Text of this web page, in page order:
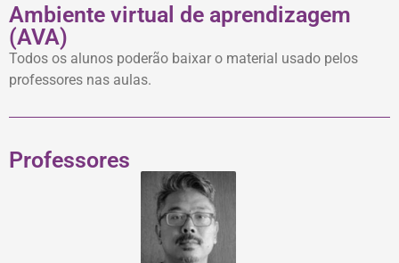
Ambiente virtual de aprendizagem
(AVA)
Todos os alunos poderão baixar o material usado pelos
professores nas aulas.
Professores